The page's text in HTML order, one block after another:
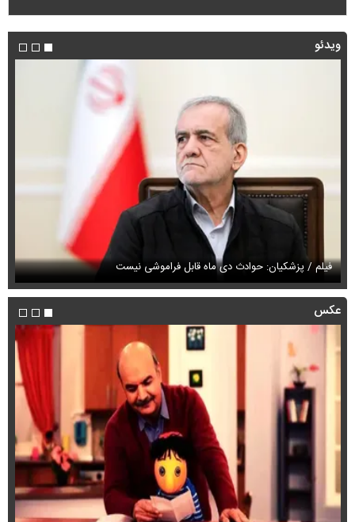
ویدئو
فیلم / پزشکیان: حوادث دی ماه قابل فراموشی نیست
عکس